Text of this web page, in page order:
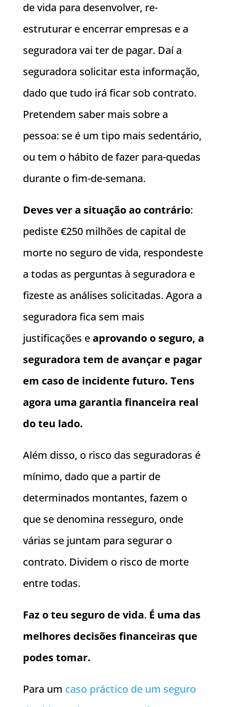
de vida para desenvolver, re-
estruturar e encerrar empresas e a
seguradora vai ter de pagar. Daí a
seguradora solicitar esta informação,
dado que tudo irá ficar sob contrato.
Pretendem saber mais sobre a
pessoa: se é um tipo mais sedentário,
ou tem o hábito de fazer para-quedas
durante o fim-de-semana.
Deves ver a situação ao contrário:
pediste€250 milhões de capital de
morte no seguro de vida, respondeste
a todas as perguntas à seguradora e
fizeste as análises solicitadas. Agora a
seguradora fica sem mais
justificações eaprovando o seguro, a
seguradora tem de avançar e pagar
em caso de incidente futuro. Tens
agora uma garantia financeira real
do teu lado.
Além disso, o risco das seguradoras é
mínimo, dado que a partir de
determinados montantes, fazem o
que se denomina resseguro, onde
várias se juntam para segurar o
contrato. Dividem o risco de morte
entre todas.
Faz o teu seguro de vida. É uma das
melhores decisões financeiras que
podes tomar.
Para um caso práctico de um seguro